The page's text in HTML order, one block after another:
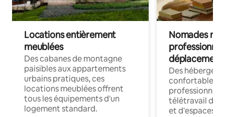
Locations entièrement
meublées
Des cabanes de montagne
paisibles aux appartements
urbains pratiques, ces
locations meublées offrent
tous les équipements d'un
logement standard.
Nomades
déplacement
Des
confortables
professionnels
télétravail
et d'espaces